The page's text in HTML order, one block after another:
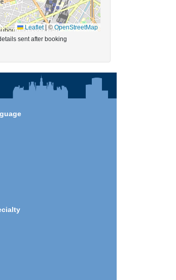
Leaflet |©OpenStreetMap
sent after booking